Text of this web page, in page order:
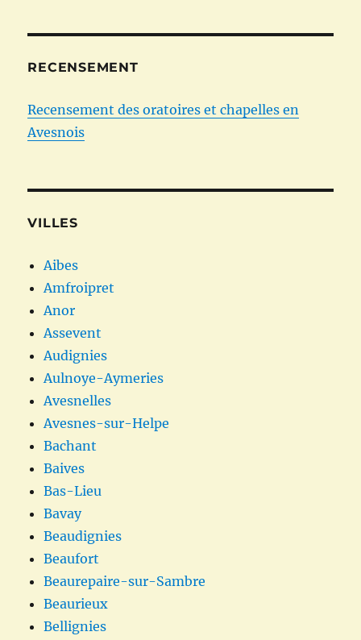
RECENSEMENT
Recensement des oratoires et chapelles en
Avesnois
VILLES
Aibes
Amfroipret
Anor
Assevent
Audignies
Aulnoye-Aymeries
Avesnelles
Avesnes-sur-Helpe
Bachant
Baives
Bas-Lieu
Bavay
Beaudignies
Beaufort
Beaurepaire-sur-Sambre
Beaurieux
Bellignies